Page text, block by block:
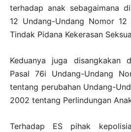
terhadap anak sebagaimana
12 Undang-Undang Nomor
Tindak Pidana Kekerasan
Keduanya juga disangkakan
Pasal 76i Undang-Undang
tentang perubahan Undang-
2002 tentang Perlindungan
Terhadap ES pihak